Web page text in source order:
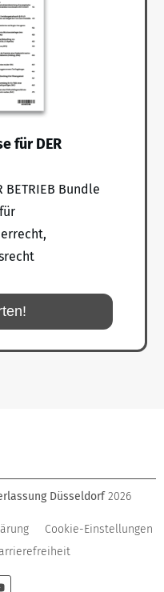
für DER
BETRIEB Bundle
Düsseldorf 2026
Cookie-Einstellungen